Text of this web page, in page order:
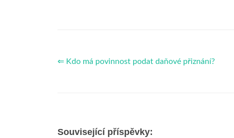
⇐ Kdo má povinnost podat daňové přiznání?
Související příspěvky: